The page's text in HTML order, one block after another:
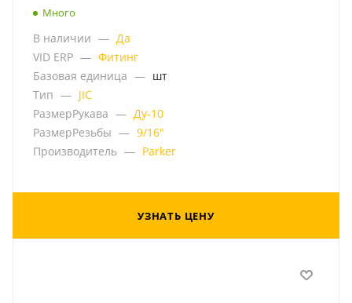
Много
В наличии — Да
VID ERP — Фитинг
Базовая единица — шт
Тип — JIC
РазмерРукава — Ду-10
РазмерРезьбы — 9/16"
Производитель — Parker
УЗНАТЬ ЦЕНУ